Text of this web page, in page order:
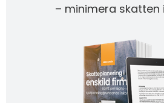
– minimera skatten